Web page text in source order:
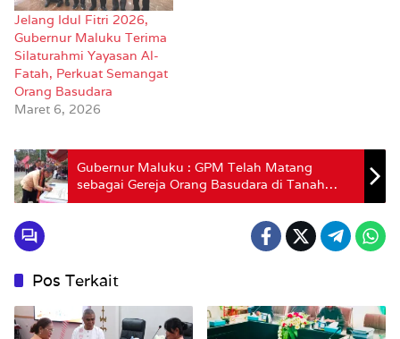
Jelang Idul Fitri 2026,
Gubernur Maluku Terima
Silaturahmi Yayasan Al-
Fatah, Perkuat Semangat
Orang Basudara
Maret 6, 2026
Gubernur Maluku : GPM Telah Matang
sebagai Gereja Orang Basudara di Tanah
Maluku
Pos Terkait